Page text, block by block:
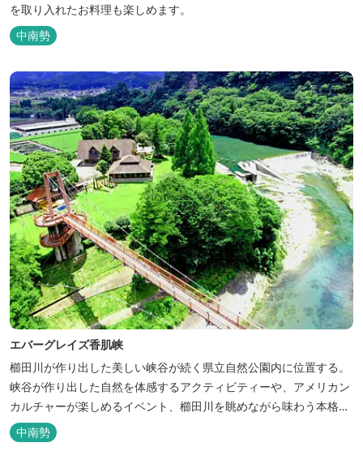
を取り入れたお料理も楽しめます。
中南勢
エバーグレイズ香肌峡
櫛田川が作り出した美しい峡谷が続く県立自然公園内に位置する。
峡谷が作り出した自然を体感するアクティビティーや、アメリカン
カルチャーが楽しめるイベント、櫛田川を眺めながら味わう本格的
なアメリカンＢＢＱを体験することができる。 松阪の観光情報は、
松阪観光インフォメーションサイト ワクワ...
中南勢